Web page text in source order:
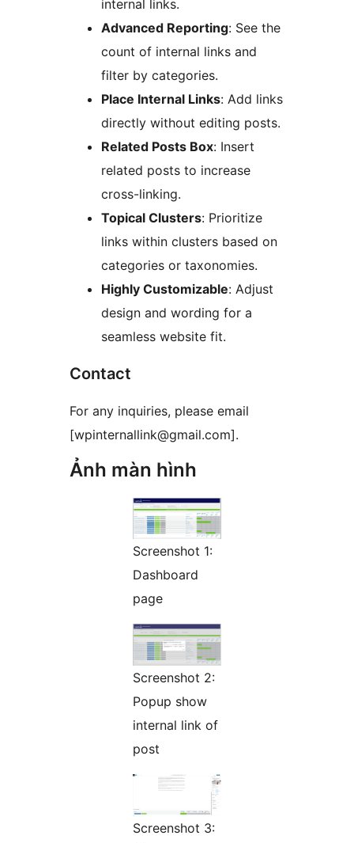
internal links.
Advanced Reporting: See the
count of internal links and
filter by categories.
Place Internal Links: Add links
directly without editing posts.
Related Posts Box: Insert
related posts to increase
cross-linking.
Topical Clusters: Prioritize
links within clusters based on
categories or taxonomies.
Highly Customizable: Adjust
design and wording for a
seamless website fit.
Contact
For any inquiries, please email
[wpinternallink@gmail.com].
Ảnh màn hình
Screenshot 1:
Dashboard
page
Screenshot 2:
Popup show
internal link of
post
Screenshot 3: